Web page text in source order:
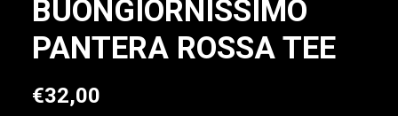
BUONGIORNISSIMO
PANTERA ROSSA TEE
€32,00